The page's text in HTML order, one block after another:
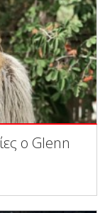
ο Glenn